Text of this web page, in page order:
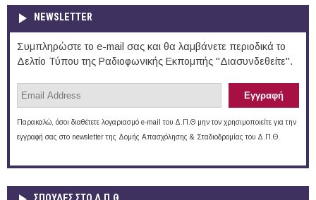
NEWSLETTER
Συμπληρώστε το e-mail σας και θα λαμβάνετε περιοδικά το
Δελτίο Τύπου της Ραδιοφωνικής Εκπομπής "Διασυνδεθείτε".
Παρακαλώ, όσοι διαθέτετε λογαριασμό e-mail του Δ.Π.Θ μην τον χρησιμοποιείτε για την
εγγραφή σας στο newsletter της Δομής Απασχόλησης & Σταδιοδρομίας του Δ.Π.Θ.